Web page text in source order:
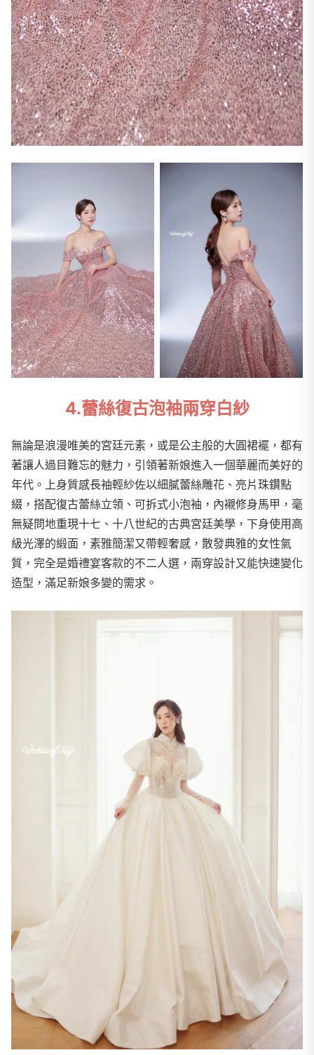
4.蕾絲復古泡袖兩穿白紗
無論是浪漫唯美的宮廷元素，或是公主般的大圓裙襬，都有
著讓人過目難忘的魅力，引領著新娘進入一個華麗而美好的
年代。上身質感長袖輕紗佐以細膩蕾絲雕花、亮片珠鑽點
綴，搭配復古蕾絲立領、可拆式小泡袖，內襯修身馬甲，毫
無疑問地重現十七、十八世紀的古典宮廷美學，下身使用高
級光澤的緞面，素雅簡潔又帶輕奢感，散發典雅的女性氣
質，完全是婚禮宴客款的不二人選，兩穿設計又能快速變化
造型，滿足新娘多變的需求。